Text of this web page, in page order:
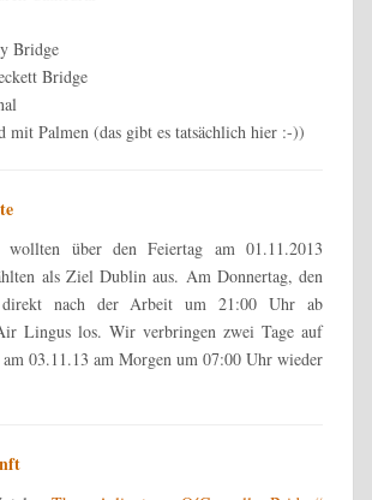
Bridge
Bridge
mit Palmen (das gibt es tatsächlich hier :-))
über den Feiertag am 01.11.2013
als Ziel Dublin aus. Am Donnertag, den
direkt nach der Arbeit um 21:00 Uhr ab
Lingus los. Wir verbringen zwei Tage auf
03.11.13 am Morgen um 07:00 Uhr wieder